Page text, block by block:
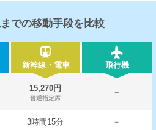
までの移動手段を比較
新幹線・電車 飛行機
15,270円
普通指定席
－
3時間15分 －